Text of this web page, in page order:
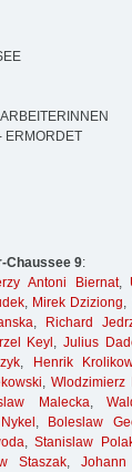
ERMORDET
Chaussee 9:
Antoni Biernat,
, Mirek Dziziong,
, Richard
Keyl ,Julius
, Henrik
, Wlodzimierz
Malecka,
, Boleslaw
,Stanislaw
Staszak, Johann